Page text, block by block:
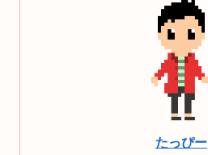
たっぴー